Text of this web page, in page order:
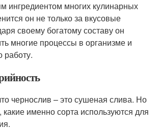
ингредиентом многих кулинарных
он не только за вкусовые
своему богатому составу он
многие процессы в организме и
работу.
чернослив – это сушеная слива. Но
именно сорта используются для